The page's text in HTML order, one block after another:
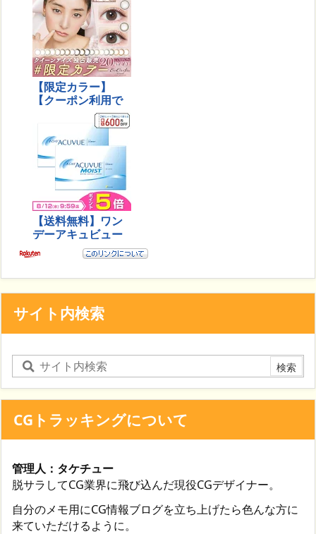
サイト内検索
CGトラッキングについて
管理人：タケチュー
脱サラしてCG業界に飛び込んだ現役CGデザイナー。
自分のメモ用にCG情報ブログを立ち上げたら色んな方に
来ていただけるように。